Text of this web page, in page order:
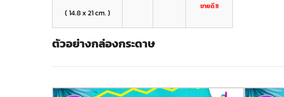
( 14.8 x 21 cm. )
ขายดี !!
ตัวอย่างกล่องกระดาษ